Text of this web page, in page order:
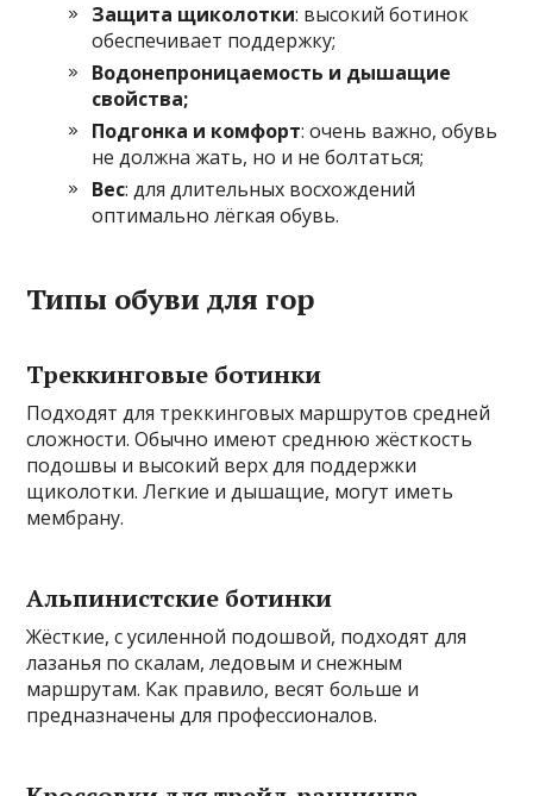
Защита щиколотки: высокий ботинок
обеспечивает поддержку;
Водонепроницаемость и дышащие
свойства;
Подгонка и комфорт: очень важно, обувь
не должна жать, но и не болтаться;
Вес: для длительных восхождений
оптимально лёгкая обувь.
Типы обуви для гор
Треккинговые ботинки
Подходят для треккинговых маршрутов средней
сложности. Обычно имеют среднюю жёсткость
подошвы и высокий верх для поддержки
щиколотки. Легкие и дышащие, могут иметь
мембрану.
Альпинистские ботинки
Жёсткие, с усиленной подошвой, подходят для
лазанья по скалам, ледовым и снежным
маршрутам. Как правило, весят больше и
предназначены для профессионалов.